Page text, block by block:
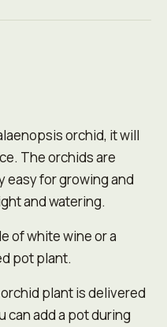
orchid, it will
The orchids are
easy for growing and
and watering.
of white wine or a
pot plant.
plant is delivered
can add a pot during